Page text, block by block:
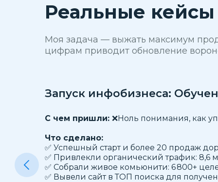
Реальные кейсы
Моя задача — выжать максимум
цифрам приводит обновление
Запуск инфобизнеса:
С чем пришли: ❌Ноль понимания, как
Что сделано:
✅ Успешный старт и более 20 продаж
✅ Привлекли органический трафик: 8,6
✅ Собрали живое комьюнити: 6 800+
✅ Вывели сайт в ТОП поиска для